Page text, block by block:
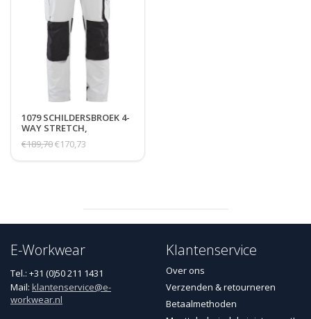
1079 SCHILDERSBROEK 4-
WAY STRETCH,
SPIJKERZAKKEN
€189,70€170,73
E-Workwear
Tel.: +31 (0)50 211 1431
Mail: klantenservice@e-
workwear.nl
Klantenservice
Over ons
Verzenden & retourneren
Betaalmethoden